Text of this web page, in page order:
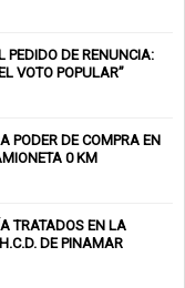
PEDIDO DE RENUNCIA:
VOTO POPULAR”
PODER DE COMPRA EN
0 KM
TRATADOS EN LA
DE PINAMAR